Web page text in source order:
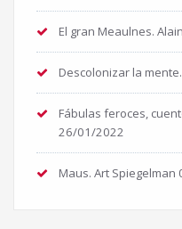
El gran Meaulnes.
Descolonizar la
Fábulas feroces,
26/01/2022
Maus. Art Spiegelman